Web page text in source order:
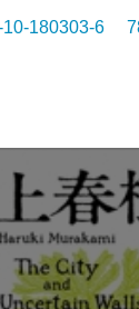
10-180303-6